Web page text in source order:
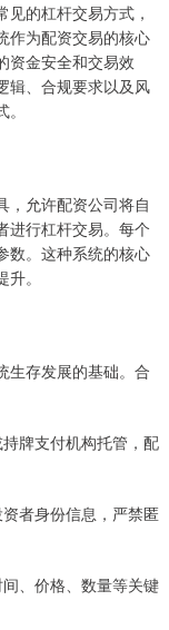
的杠杆交易方式，
作为配资交易的核心
资金安全和交易效
辑、合规要求以及风
，允许配资公司将自
进行杠杆交易。每个
数。这种系统的核心
。
生存发展的基础。合
牌支付机构托管，配
者身份信息，严禁匿
、价格、数量等关键